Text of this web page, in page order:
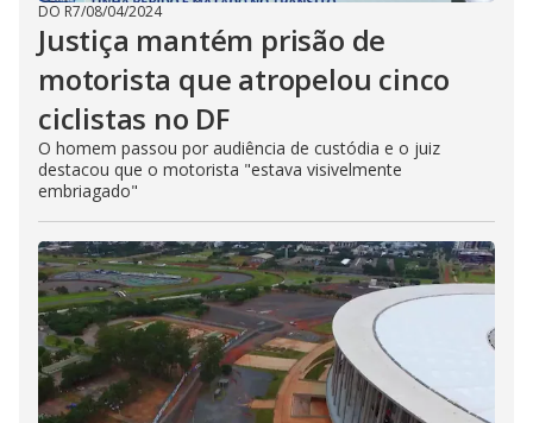
DO R7/08/04/2024
Justiça mantém prisão de
motorista que atropelou cinco
ciclistas no DF
O homem passou por audiência de custódia e o juiz
destacou que o motorista "estava visivelmente
embriagado"